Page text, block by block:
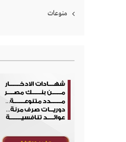
منوعات